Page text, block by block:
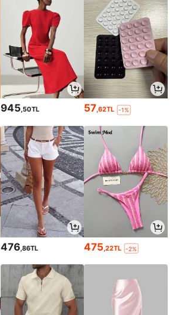
945,50TL 57,62TL -1%
476,86TL 475 ,22TL -2%